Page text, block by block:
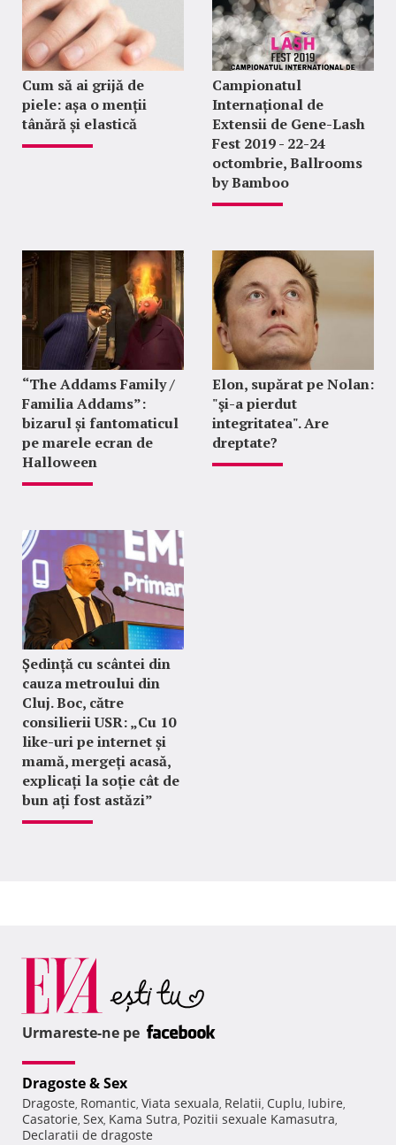
Cum să ai grijă de
piele: așa o menții
tânără și elastică
Campionatul
Internațional de
Extensii de Gene-Lash
Fest 2019 - 22-24
octombrie, Ballrooms
by Bamboo
“The Addams Family /
Familia Addams”:
bizarul și fantomaticul
pe marele ecran de
Halloween
Elon, supărat pe Nolan:
"şi-a pierdut
integritatea". Are
dreptate?
Ședință cu scântei din
cauza metroului din
Cluj. Boc, către
consilierii USR: „Cu 10
like-uri pe internet și
mamă, mergeți acasă,
explicați la soție cât de
bun ați fost astăzi”
Urmareste-ne pe
Dragoste & Sex
Dragoste, Romantic, Viata sexuala, Relatii, Cuplu, Iubire,
Casatorie, Sex, Kama Sutra, Pozitii sexuale Kamasutra,
Declaratii de dragoste